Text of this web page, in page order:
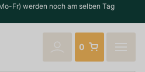
Fr) werden noch am selben Tag
0